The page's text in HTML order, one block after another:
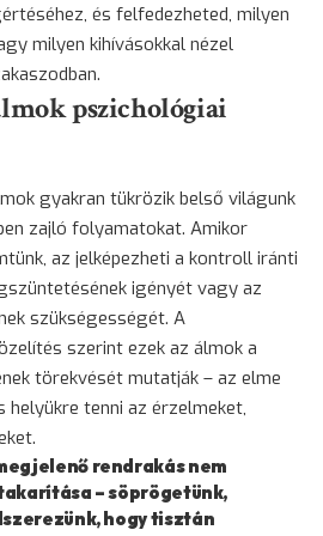
és felfedezheted, milyen
milyen kihívásokkal nézel
pszichológiai
gyakran tükrözik belső világunk
zajló folyamatokat. Amikor
az jelképezheti a kontroll iránti
igényét vagy az
szükségességét. A
szerint ezek az álmok a
törekvését mutatják – az elme
tenni az érzelmeket,
rendrakás nem
– söprögetünk,
hogy tisztán